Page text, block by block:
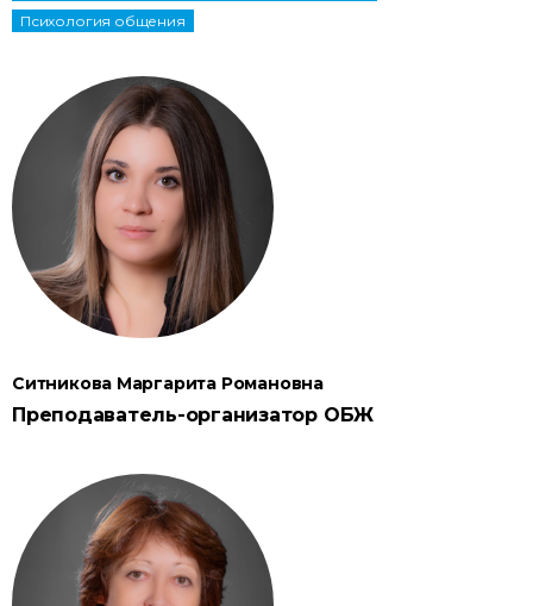
Психология общения
Ситникова Маргарита Романовна
Преподаватель-организатор ОБЖ